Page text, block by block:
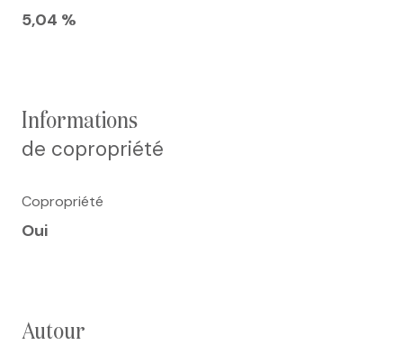
5,04 %
informations
de copropriété
Copropriété
Oui
autour